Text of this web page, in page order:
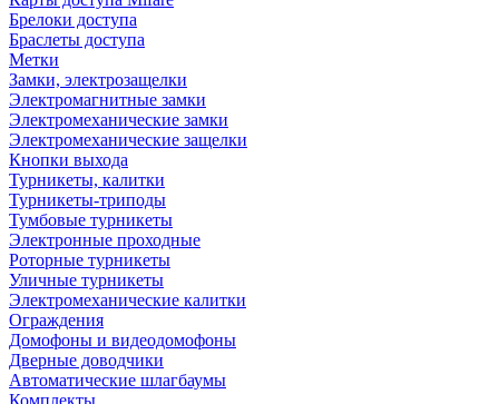
Брелоки доступа
Браслеты доступа
Метки
Замки, электрозащелки
Электромагнитные замки
Электромеханические замки
Электромеханические защелки
Кнопки выхода
Турникеты, калитки
Турникеты-триподы
Тумбовые турникеты
Электронные проходные
Роторные турникеты
Уличные турникеты
Электромеханические калитки
Ограждения
Домофоны и видеодомофоны
Дверные доводчики
Автоматические шлагбаумы
Комплекты